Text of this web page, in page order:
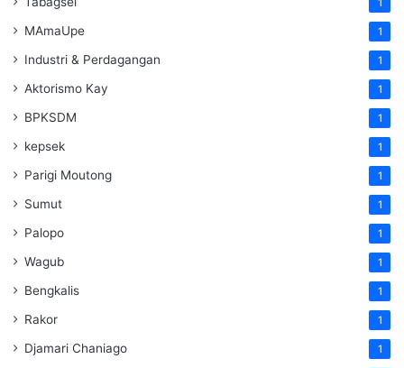
1
MAmaUpe 1
Industri & Perdagangan 1
Aktorismo Kay 1
BPKSDM 1
kepsek 1
Parigi Moutong 1
Sumut 1
Palopo 1
Wagub 1
Bengkalis 1
Rakor 1
Djamari Chaniago 1